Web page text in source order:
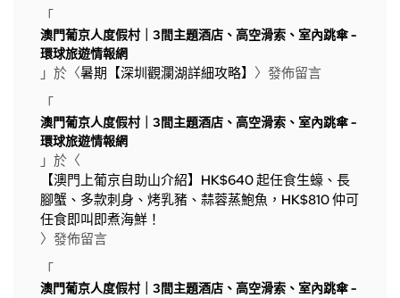
「
澳門葡京人度假村｜3間主題酒店、高空滑索、室內跳傘 -
環球旅遊情報網
」於〈暑期【深圳觀瀾湖詳細攻略】 〉發佈留言
「
澳門葡京人度假村｜3間主題酒店、高空滑索、室內跳傘 -
環球旅遊情報網
」於〈
【澳門上葡京自助山介紹】HK$640 起任食生蠔、長
腳蟹、多款刺身、烤乳豬、蒜蓉蒸鮑魚，HK$810 仲可
任食即叫即煮海鮮！
〉發佈留言
「
澳門葡京人度假村｜3間主題酒店、高空滑索、室內跳傘 -